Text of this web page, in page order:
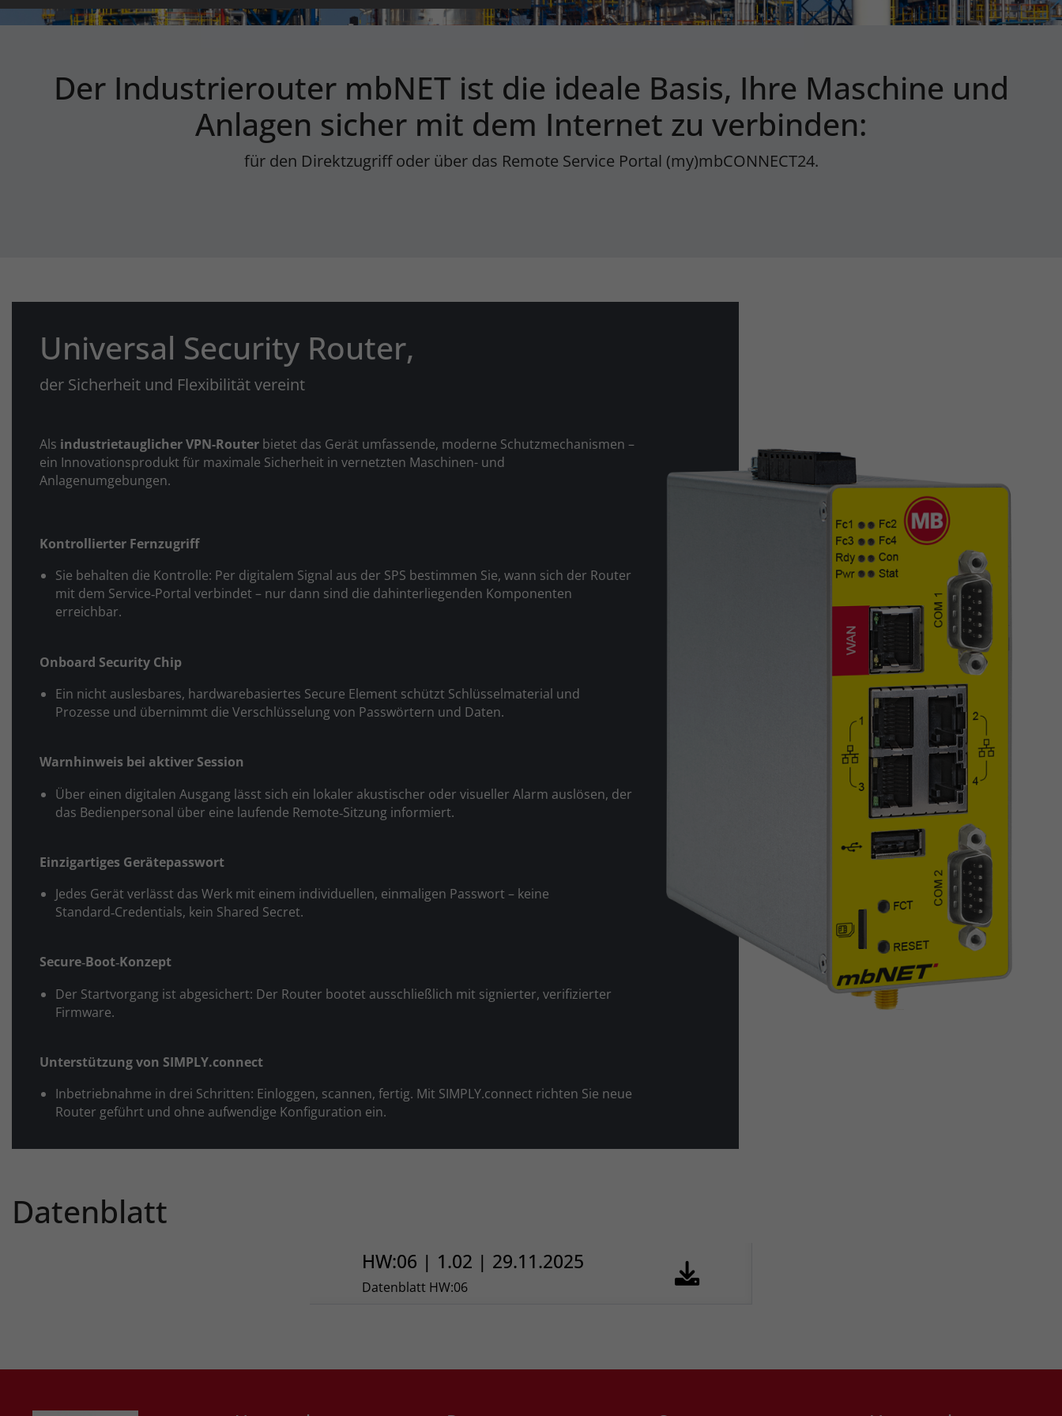
Der Industrierouter mbNET ist die ideale Basis, Ihre Maschine und
Anlagen sicher mit dem Internet zu verbinden:
für den Direktzugriff oder über das Remote Service Portal (my)mbCONNECT24.
Universal Security Router,
der Sicherheit und Flexibilität vereint
Als industrietauglicher VPN-Router bietet das Gerät umfassende, moderne Schutzmechanismen –
ein Innovationsprodukt für maximale Sicherheit in vernetzten Maschinen- und
Anlagenumgebungen.
Kontrollierter Fernzugriff
Sie behalten die Kontrolle: Per digitalem Signal aus der SPS bestimmen Sie, wann sich der Router
mit dem Service‑Portal verbindet – nur dann sind die dahinterliegenden Komponenten
erreichbar.
Onboard Security Chip
Ein nicht auslesbares, hardwarebasiertes Secure Element schützt Schlüsselmaterial und
Prozesse und übernimmt die Verschlüsselung von Passwörtern und Daten.
Warnhinweis bei aktiver Session
Über einen digitalen Ausgang lässt sich ein lokaler akustischer oder visueller Alarm auslösen, der
das Bedienpersonal über eine laufende Remote‑Sitzung informiert.
Einzigartiges Gerätepasswort
Jedes Gerät verlässt das Werk mit einem individuellen, einmaligen Passwort – keine
Standard‑Credentials, kein Shared Secret.
Secure‑Boot‑Konzept
Der Startvorgang ist abgesichert: Der Router bootet ausschließlich mit signierter, verifizierter
Firmware.
Unterstützung von SIMPLY.connect
Inbetriebnahme in drei Schritten: Einloggen, scannen, fertig. Mit SIMPLY.connect richten Sie neue
Router geführt und ohne aufwendige Konfiguration ein.
Datenblatt
HW:06 | 1.02 | 29.11.2025
Datenblatt HW:06